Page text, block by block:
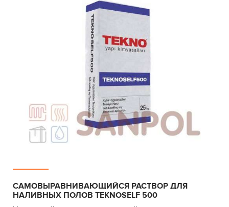
САМОВЫРАВНИВАЮЩИЙСЯ РАСТВОР ДЛЯ
НАЛИВНЫХ ПОЛОВ TEKNOSELF 500